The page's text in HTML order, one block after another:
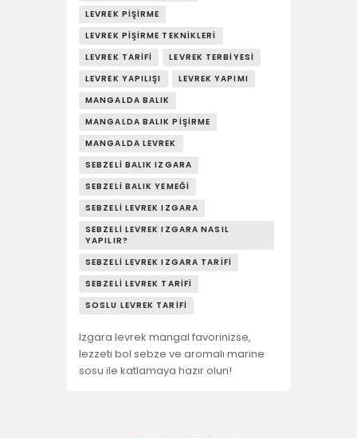
LEVREK PIŞIRME
LEVREK PIŞIRME TEKNIKLERI
LEVREK TARIFI
LEVREK TERBIYESI
LEVREK YAPILIŞI
LEVREK YAPIMI
MANGALDA BALIK
MANGALDA BALIK PIŞIRME
MANGALDA LEVREK
SEBZELI BALIK IZGARA
SEBZELI BALIK YEMEĞI
SEBZELI LEVREK IZGARA
SEBZELI LEVREK IZGARA NASIL
YAPILIR?
SEBZELI LEVREK IZGARA TARIFI
SEBZELI LEVREK TARIFI
SOSLU LEVREK TARIFI
Izgara levrek mangal favorinizse,
lezzeti bol sebze ve aromalı marine
sosu ile katlamaya hazır olun!